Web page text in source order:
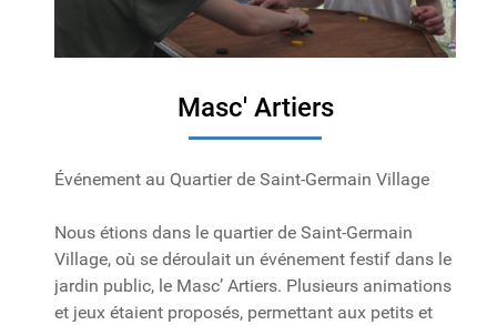
Masc' Artiers
Événement au Quartier de Saint-Germain Village
Nous étions dans le quartier de Saint-Germain
Village, où se déroulait un événement festif dans le
jardin public, le Masc’ Artiers. Plusieurs animations
et jeux étaient proposés, permettant aux petits et